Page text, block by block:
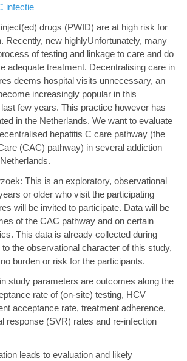
infectie
drugs (PWID) are at high risk for
Recently, new highlyUnfortunately, many
of testing and linkage to care and do
adequate treatment. Decentralising care in
deems hospital visits unnecessary, an
increasingly popular in this
few years. This practice however has
in the Netherlands. We want to evaluate
hepatitis C care pathway (the
(CAC) pathway) in several addiction
This is an exploratory, observational
or older who visit the participating
will be invited to participate. Data will be
of the CAC pathway and on certain
This data is already collected during
the observational character of this study,
burden or risk for the participants.
study parameters are outcomes along the
rate of (on-site) testing, HCV
acceptance rate, treatment adherence,
response (SVR) rates and re-infection
leads to evaluation and likely